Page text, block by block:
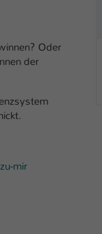
Oder
der
mir